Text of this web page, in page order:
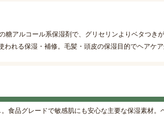
糖アルコール系保湿剤で、グリセリンよりベタつき
れる保湿・補修。毛髪・頭皮の保湿目的でヘアケア
食品グレードで敏感肌にも安心な主要な保湿素材。